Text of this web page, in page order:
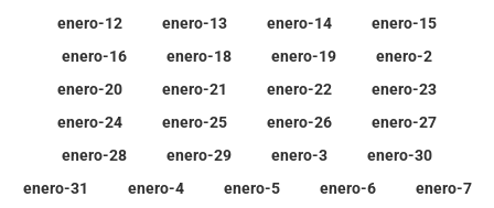
enero-12
enero-13 enero-14
enero-15
enero-16
enero-18 enero-19
enero-2
enero-20
enero-21 enero-22
enero-23
enero-24
enero-25 enero-26
enero-27
enero-28
enero-29 enero-3
enero-30
enero-31
enero-4 enero-5 enero-6
enero-7